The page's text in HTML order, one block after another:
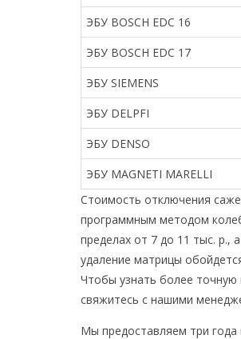
ЭБУ BOSCH EDC 16
ЭБУ BOSCH EDC 17
ЭБУ SIEMENS
ЭБУ DELPFI
ЭБУ DENSO
ЭБУ MAGNETI MARELLI
Стоимость отключения
программным методом
пределах от 7 до 11 тыс. р.,
удаление матрицы
Чтобы узнать более
свяжитесь с нашими
Мы предоставляем три года